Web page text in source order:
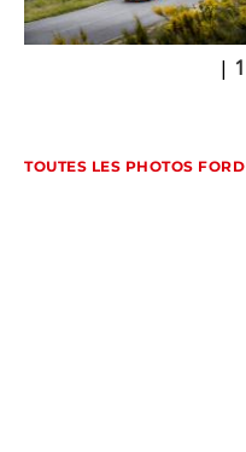
| 1
TOUTES LES PHOTOS FORD